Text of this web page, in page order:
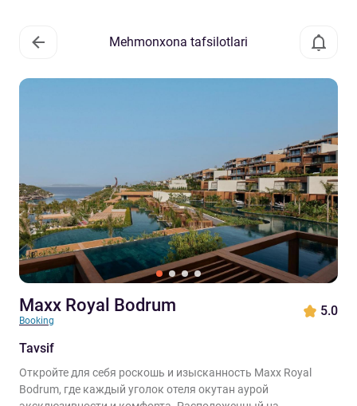
Mehmonxona tafsilotlari
Maxx Royal Bodrum
Booking
5.0
Tavsif
Откройте для себя роскошь и изысканность Maxx Royal
Bodrum, где каждый уголок отеля окутан аурой